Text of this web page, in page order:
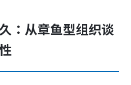
：从章鱼型组织谈